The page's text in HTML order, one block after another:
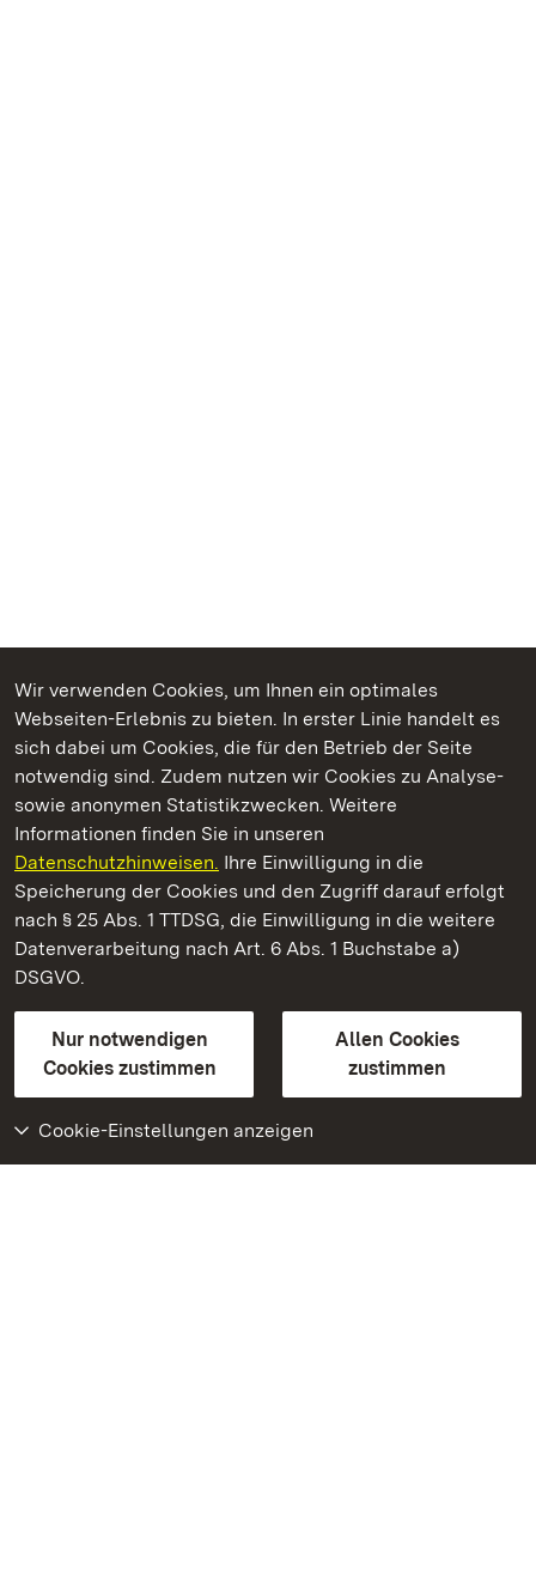
Wir verwenden Cookies, um Ihnen ein optimales
Webseiten-Erlebnis zu bieten. In erster Linie handelt es
sich dabei um Cookies, die für den Betrieb der Seite
notwendig sind. Zudem nutzen wir Cookies zu Analyse-
sowie anonymen Statistikzwecken. Weitere
Informationen finden Sie in unseren
Datenschutzhinweisen. Ihre Einwilligung in die
Speicherung der Cookies und den Zugriff darauf erfolgt
nach § 25 Abs. 1 TTDSG, die Einwilligung in die weitere
Datenverarbeitung nach Art. 6 Abs. 1 Buchstabe a)
DSGVO.
Nur notwendigen
Cookies zustimmen
Allen Cookies
zustimmen
Cookie-Einstellungen anzeigen
Kommen. Staunen. Genießen.
Hochburg bei Emmendingen
Staatliche Schlösser und Gärten Baden-Württemberg
Kontakt
GebärdenspracheLeichte Sprache
Erklärung zur Barrierefreiheit
BITV-konform (geprüfte Seiten)
Weiteres